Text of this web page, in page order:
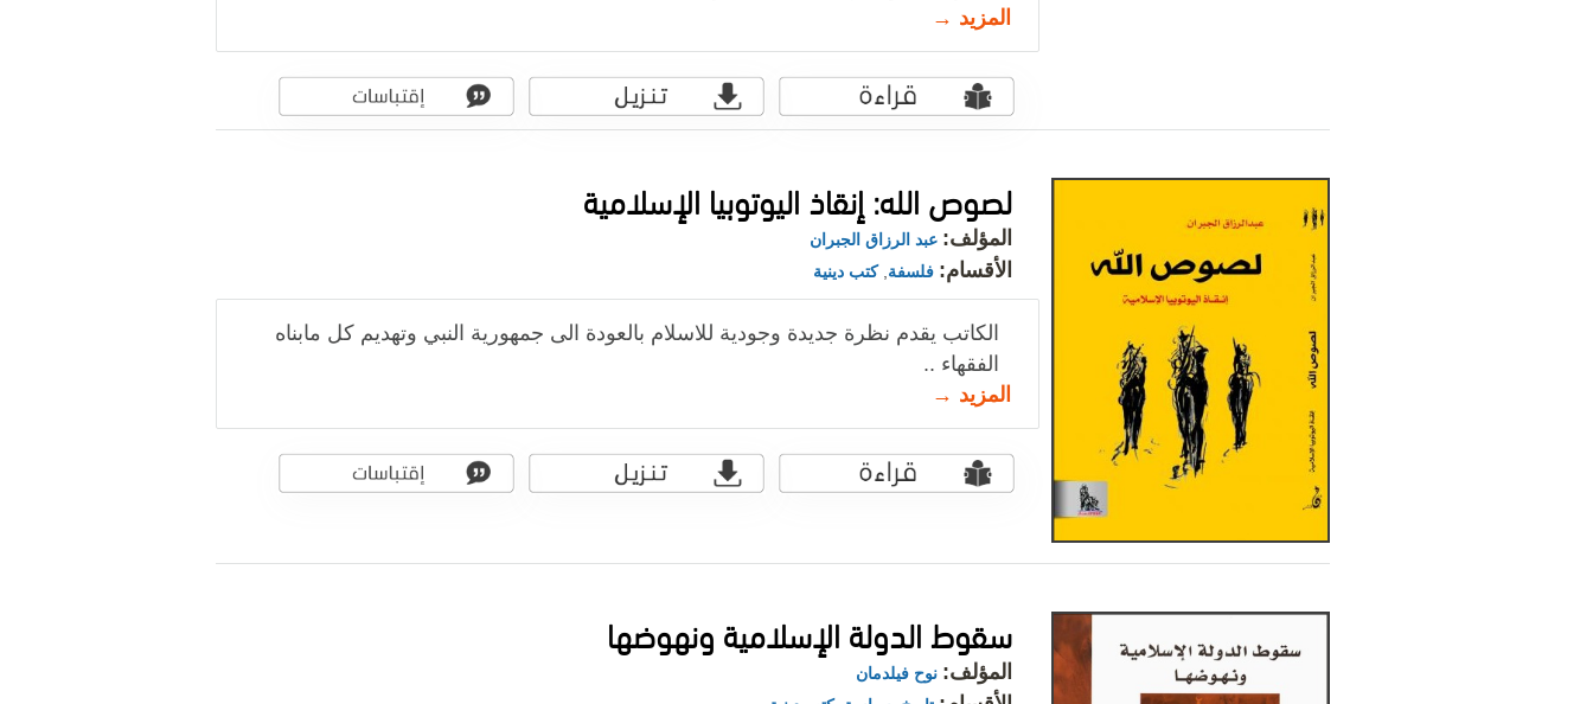
المزيد →
لصوص الله: إنقاذ اليوتوبيا الإسلامية
المؤلف: عبد الرزاق الجبران
الأقسام: فلسفة ,كتب دينية
الكاتب يقدم نظرة جديدة وجودية للاسلام بالعودة الى جمهورية النبي وتهديم كل مابناه
الفقهاء ..
المزيد →
سقوط الدولة الإسلامية ونهوضها
المؤلف: نوح فيلدمان